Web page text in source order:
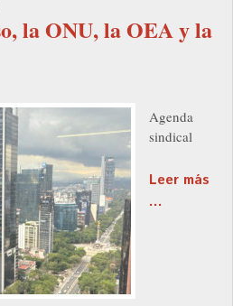
la ONU, la OEA y la
Agenda
sindical
Leer más
...